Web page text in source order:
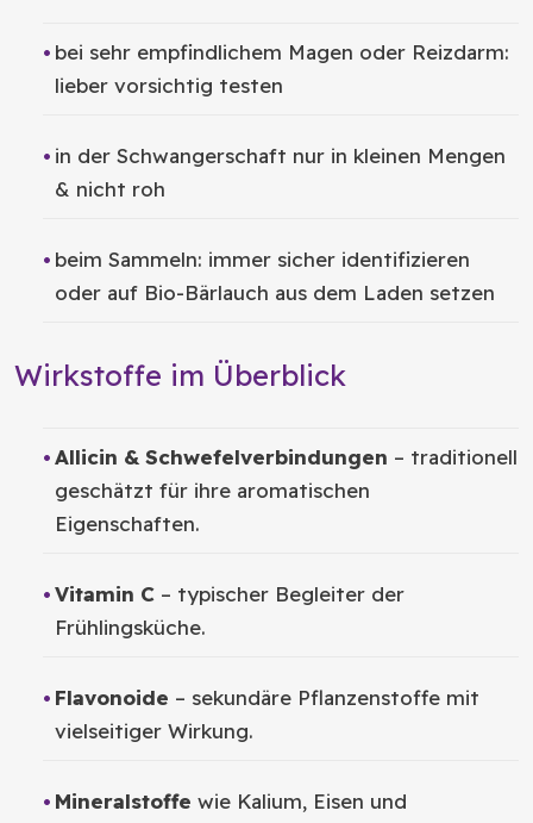
bei sehr empfindlichem Magen oder Reizdarm:
lieber vorsichtig testen
in der Schwangerschaft nur in kleinen Mengen
& nicht roh
beim Sammeln: immer sicher identifizieren
oder auf Bio-Bärlauch aus dem Laden setzen
Wirkstoffe im Überblick
Allicin & Schwefelverbindungen – traditionell
geschätzt für ihre aromatischen
Eigenschaften.
Vitamin C– typischer Begleiter der
Frühlingsküche.
Flavonoide – sekundäre Pflanzenstoffe mit
vielseitiger Wirkung.
Mineralstoffe wie Kalium, Eisen und